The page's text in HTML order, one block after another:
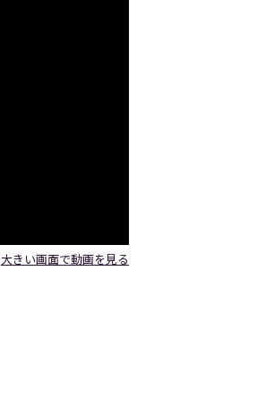
大きい画面で動画を見る